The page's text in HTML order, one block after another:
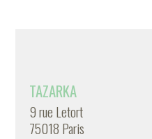
TAZARKA
9 rue Letort
75018 Paris